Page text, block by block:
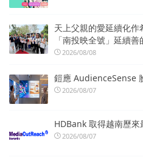
天上父親的愛延續化
「南投映全號」延續善
2026/08/08
鎧應 AudienceSense
2026/08/07
HDBank 取得越南歷
2026/08/07